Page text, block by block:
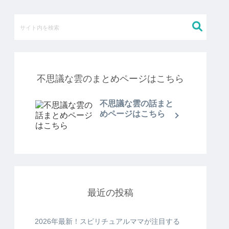
不思議な雲のまとめページはこちら
不思議な雲の話まと
めページはこちら
最近の投稿
2026年最新！スピリチュアルママが注目する